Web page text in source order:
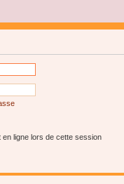
en ligne lors de cette session